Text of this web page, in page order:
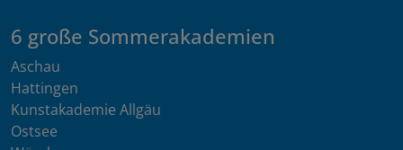
6 große Sommerakademien
Aschau
Hattingen
Kunstakademie Allgäu
Ostsee